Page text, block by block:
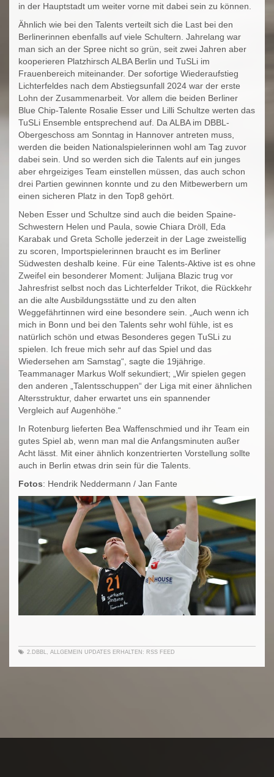
in der Hauptstadt um weiter vorne mit dabei sein zu können.
Ähnlich wie bei den Talents verteilt sich die Last bei den
Berlinerinnen ebenfalls auf viele Schultern. Jahrelang war
man sich an der Spree nicht so grün, seit zwei Jahren aber
kooperieren Platzhirsch ALBA Berlin und TuSLi im
Frauenbereich miteinander. Der sofortige Wiederaufstieg
Lichterfeldes nach dem Abstiegsunfall 2024 war der erste
Lohn der Zusammenarbeit. Vor allem die beiden Berliner
Blue Chip-Talente Rosalie Esser und Lilli Schultze werten das
TuSLi Ensemble entsprechend auf. Da ALBA im DBBL-
Obergeschoss am Sonntag in Hannover antreten muss,
werden die beiden Nationalspielerinnen wohl am Tag zuvor
dabei sein. Und so werden sich die Talents auf ein junges
aber ehrgeiziges Team einstellen müssen, das auch schon
drei Partien gewinnen konnte und zu den Mitbewerbern um
einen sicheren Platz in den Top8 gehört.
Neben Esser und Schultze sind auch die beiden Spaine-
Schwestern Helen und Paula, sowie Chiara Dröll, Eda
Karabak und Greta Scholle jederzeit in der Lage zweistellig
zu scoren, Importspielerinnen braucht es im Berliner
Südwesten deshalb keine. Für eine Talents-Aktive ist es ohne
Zweifel ein besonderer Moment: Julijana Blazic trug vor
Jahresfrist selbst noch das Lichterfelder Trikot, die Rückkehr
an die alte Ausbildungsstätte und zu den alten
Weggefährtinnen wird eine besondere sein. „Auch wenn ich
mich in Bonn und bei den Talents sehr wohl fühle, ist es
natürlich schön und etwas Besonderes gegen TuSLi zu
spielen. Ich freue mich sehr auf das Spiel und das
Wiedersehen am Samstag“, sagte die 19jährige.
Teammanager Markus Wolf sekundiert; „Wir spielen gegen
den anderen „Talentsschuppen“ der Liga mit einer ähnlichen
Altersstruktur, daher erwartet uns ein spannender
Vergleich auf Augenhöhe.“
In Rotenburg lieferten Bea Waffenschmied und ihr Team ein
gutes Spiel ab, wenn man mal die Anfangsminuten außer
Acht lässt. Mit einer ähnlich konzentrierten Vorstellung sollte
auch in Berlin etwas drin sein für die Talents.
Fotos: Hendrik Neddermann / Jan Fante
2.DBBL, ALLGEMEIN UPDATES ERHALTEN: RSS FEED